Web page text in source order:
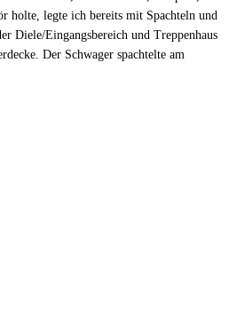
holte, legte ich bereits mit Spachteln und
Diele/Eingangsbereich und Treppenhaus
Der Schwager spachtelte am